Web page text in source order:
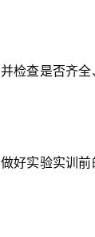
检查是否齐
好实验实训